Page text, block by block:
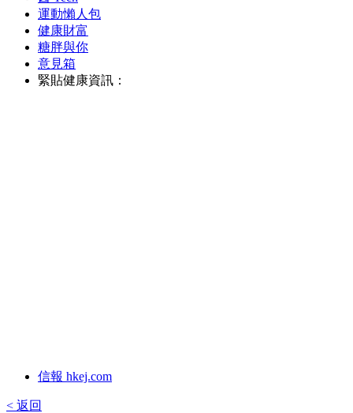
運動懶人包
健康財富
糖胖與你
意見箱
緊貼健康資訊：
信報 hkej.com
< 返回